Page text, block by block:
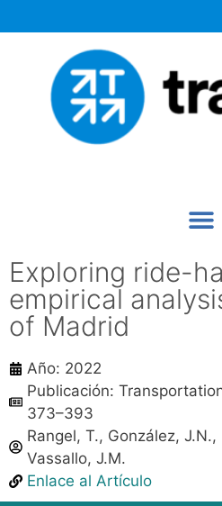
Exploring ride-
empirical
of Madrid
Año: 2022
Publicación:
373–393
Rangel, T., González,
Vassallo, J.M.
Enlace al Artículo